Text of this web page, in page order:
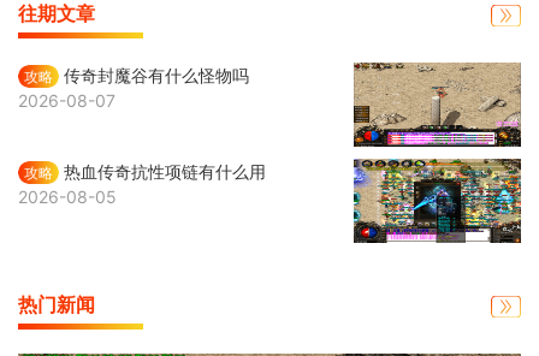
往期文章
攻略 传奇封魔谷有什么怪物吗
2026-08-07
攻略 热血传奇抗性项链有什么用
2026-08-05
热门新闻